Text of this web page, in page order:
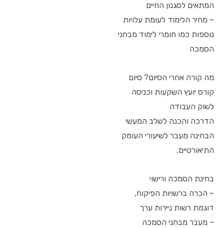
המתאים לסגנון החיים
– מחיר הלימוד לעומת עלויות
נוספות כמו חומרי לימוד מבחני
הסמכה
מה קורה אחרי הסיום? סיום
קורס יועץ השקעות וכניסה
לשוק העבודה
הדרכה והכנה לשלב המעשי
הבחינה מעבר לשיעורי העומק
התיאורטיים.
בחינת הסמכה ורישוי
– הכרה ברשויות הפיקוח,
דוגמת רשות ניירות ערך
– מעבר מבחני הסמכה